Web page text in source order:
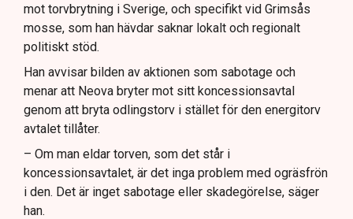
mot torvbrytning i Sverige, och specifikt vid Grimsås
mosse, som han hävdar saknar lokalt och regionalt
politiskt stöd.
Han avvisar bilden av aktionen som sabotage och
menar att Neova bryter mot sitt koncessionsavtal
genom att bryta odlingstorv i stället för den energitorv
avtalet tillåter.
– Om man eldar torven, som det står i
koncessionsavtalet, är det inga problem med ogräsfrön
i den. Det är inget sabotage eller skadegörelse, säger
han.